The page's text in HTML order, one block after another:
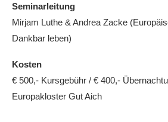
Seminarleitung
Mirjam Luthe & Andrea Zacke
Dankbar leben)
Kosten
€ 500,- Kursgebühr / € 400,-
Europakloster Gut Aich